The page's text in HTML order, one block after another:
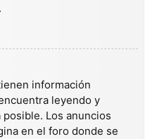
información
leyendo y
Los anuncios
en el foro donde se